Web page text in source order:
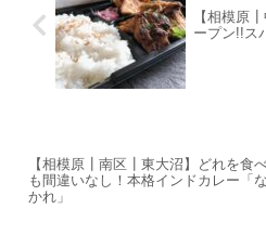
【相模原
ープン!!ス
【相模原┃南区┃東大沼】どれを食
も間違いなし！本格インドカレー「
かれ」